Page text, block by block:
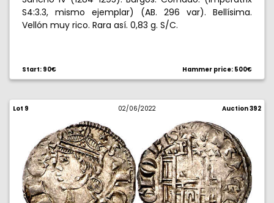
S4:3.3, mismo ejemplar) (AB. 296 var). Bellísima.
Vellón muy rico. Rara así. 0,83 g. S/C.
Start: 90€ Hammer price: 500€
Lot 9 02/06/2022 Auction 392